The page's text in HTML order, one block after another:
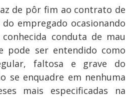
de pôr fim ao contrato de
empregado ocasionando
conduta de mau
pode ser entendido como
faltosa e grave do
se enquadre em nenhuma
mais especificadas na